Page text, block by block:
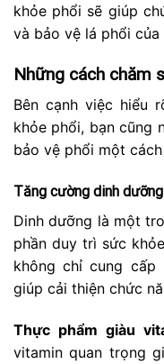
khỏe phổi sẽ giúp
và bảo vệ lá phổi
Những cách chăm
Bên cạnh việc hiểu
khỏe phổi, bạn cũng
bảo vệ phổi một cách
Tăng cường dinh dưỡng
Dinh dưỡng là một
phần duy trì sức
không chỉ cung
giúp cải thiện chức
Thực phẩm giàu
vitamin quan trọng